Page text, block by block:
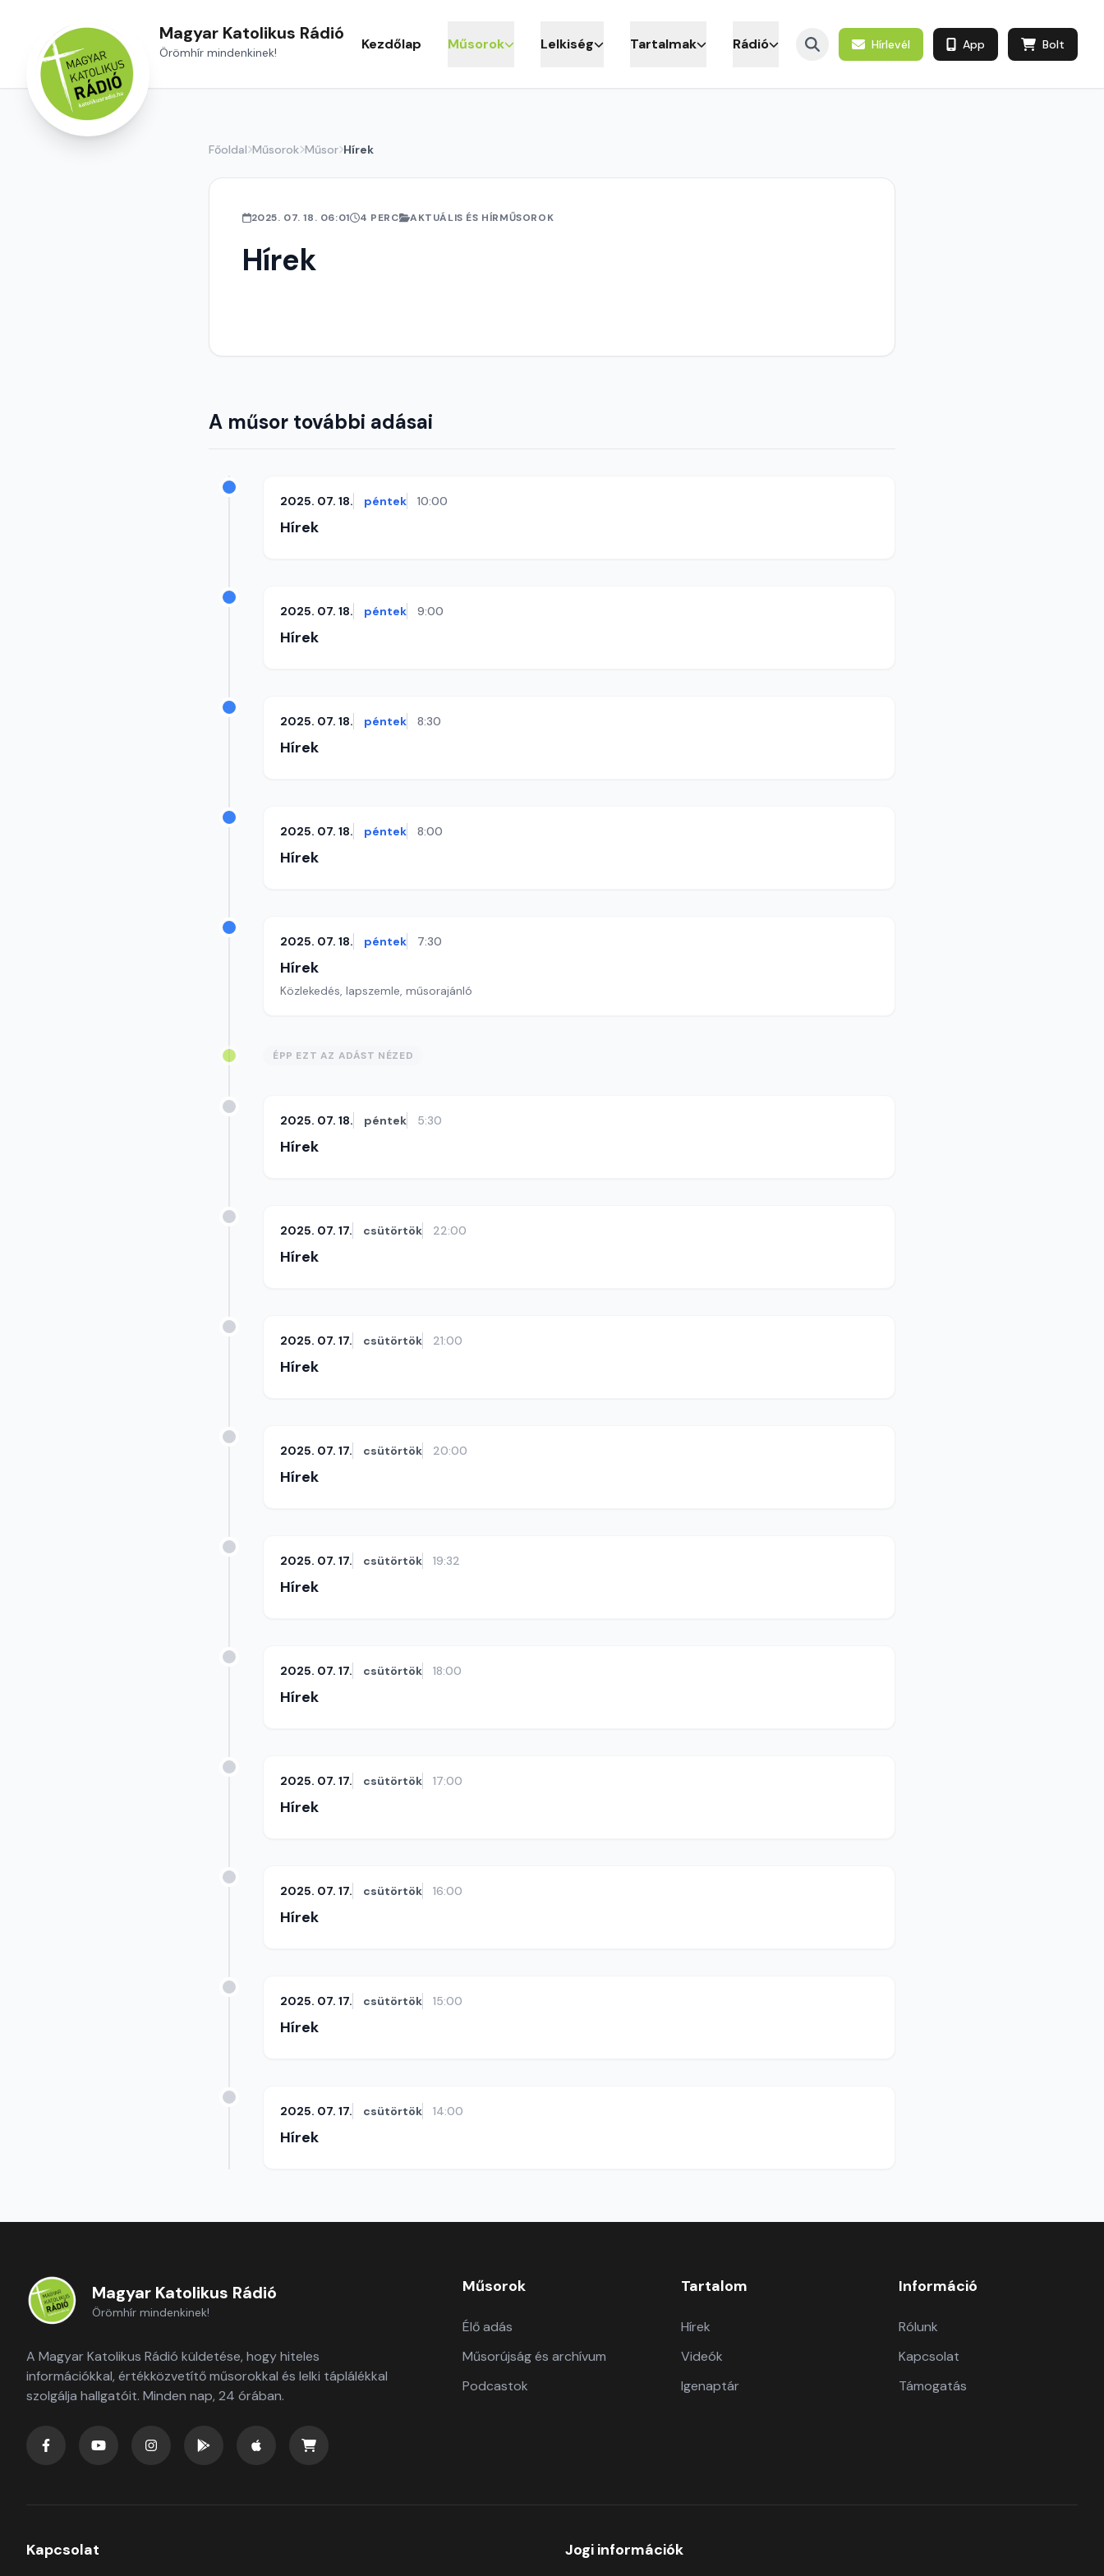
Magyar Katolikus Rádió
Örömhír mindenkinek! Kezdőlap Műsorok Lelkiség Tartalmak Rádió Hírlevél App Bolt
Főoldal Műsorok Műsor Hírek
2025. 07. 18. 06:01 4 PERC AKTUÁLIS ÉS HÍRMŰSOROK
Hírek
A műsor további adásai
2025. 07. 18. péntek 10:00
Hírek
2025. 07. 18. péntek 9:00
Hírek
2025. 07. 18. péntek 8:30
Hírek
2025. 07. 18. péntek 8:00
Hírek
2025. 07. 18. péntek 7:30
Hírek
Közlekedés, lapszemle, műsorajánló
ÉPP EZT AZ ADÁST NÉZED
2025. 07. 18. péntek 5:30
Hírek
2025. 07. 17. csütörtök 22:00
Hírek
2025. 07. 17. csütörtök 21:00
Hírek
2025. 07. 17. csütörtök 20:00
Hírek
2025. 07. 17. csütörtök 19:32
Hírek
2025. 07. 17. csütörtök 18:00
Hírek
2025. 07. 17. csütörtök 17:00
Hírek
2025. 07. 17. csütörtök 16:00
Hírek
2025. 07. 17. csütörtök 15:00
Hírek
2025. 07. 17. csütörtök 14:00
Hírek
Magyar Katolikus Rádió
Örömhír mindenkinek!
A Magyar Katolikus Rádió küldetése, hogy hiteles
információkkal, értékközvetítő műsorokkal és lelki táplálékkal
szolgálja hallgatóit. Minden nap, 24 órában.
Műsorok
Élő adás
Műsorújság és archívum
Podcastok
Tartalom
Hírek
Videók
Igenaptár
Információ
Rólunk
Kapcsolat
Támogatás
Kapcsolat Jogi információk